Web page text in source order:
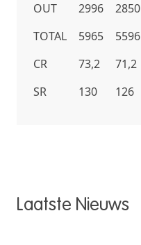
OUT
2996 2850
TOTAL
5965 5596
CR
73,2 71,2
SR
130 126
Laatste Nieuws